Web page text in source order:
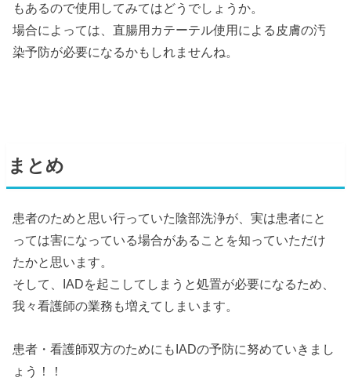
もあるので使用してみてはどうでしょうか。
場合によっては、直腸用カテーテル使用による皮膚の汚
染予防が必要になるかもしれませんね。
まとめ
患者のためと思い行っていた陰部洗浄が、実は患者にと
っては害になっている場合があることを知っていただけ
たかと思います。
そして、IADを起こしてしまうと処置が必要になるため、
我々看護師の業務も増えてしまいます。
患者・看護師双方のためにもIADの予防に努めていきまし
ょう！！